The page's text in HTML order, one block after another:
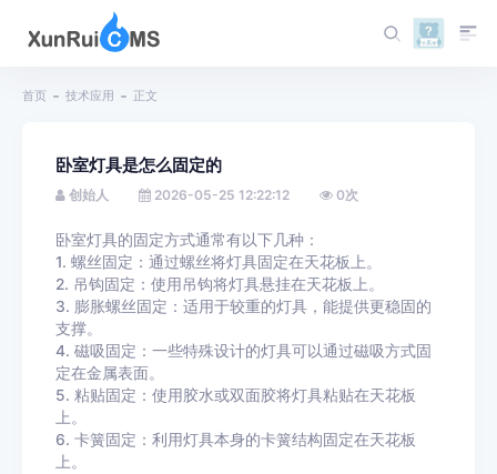
首页 技术应用 正文
卧室灯具是怎么固定的
创始人 2026-05-25 12:22:12 0次
卧室灯具的固定方式通常有以下几种：
1. 螺丝固定：通过螺丝将灯具固定在天花板上。
2. 吊钩固定：使用吊钩将灯具悬挂在天花板上。
3. 膨胀螺丝固定：适用于较重的灯具，能提供更稳固的
支撑。
4. 磁吸固定：一些特殊设计的灯具可以通过磁吸方式固
定在金属表面。
5. 粘贴固定：使用胶水或双面胶将灯具粘贴在天花板
上。
6. 卡簧固定：利用灯具本身的卡簧结构固定在天花板
上。